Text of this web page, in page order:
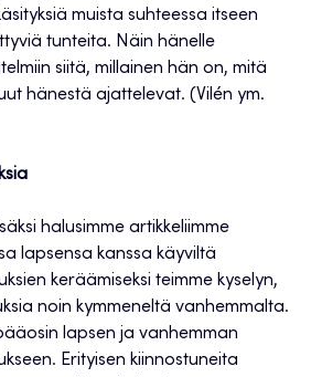
muista suhteessa itseen
tunteita. Näin hänelle
siitä, millainen hän on, mitä
hänestä ajattelevat. (Vilén ym.
halusimme artikkeliimme
lapsensa kanssa käyviltä
keräämiseksi teimme kyselyn,
noin kymmeneltä vanhemmalta.
lapsen ja vanhemman
Erityisen kiinnostuneita